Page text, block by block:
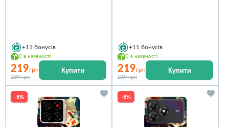
+11 бонусів
Є в наявності
219грн
239 грн
Купити
+11 бонусів
Є в наявності
219грн
239 грн
Купити
-8% -8%